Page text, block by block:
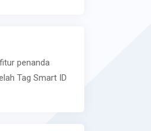
penanda
Tag Smart ID